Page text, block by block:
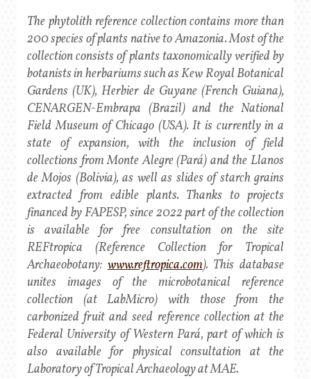
The phytolith reference collection contains more than
200 species of plants native to Amazonia. Most of the
collection consists of plants taxonomically verified by
botanists in herbariums such as Kew Royal Botanical
Gardens (UK), Herbier de Guyane (French Guiana),
CENARGEN-Embrapa (Brazil) and the National
Field Museum of Chicago (USA). It is currently in a
state of expansion, with the inclusion of field
collections from Monte Alegre (Pará) and the Llanos
de Mojos (Bolivia), as well as slides of starch grains
extracted from edible plants. Thanks to projects
financed by FAPESP, since 2022 part of the collection
is available for free consultation on the site
REFtropica (Reference Collection for Tropical
Archaeobotany:www.reftropica.com). This database
unites images of the microbotanical reference
collection (at LabMicro) with those from the
carbonized fruit and seed reference collection at the
Federal University of Western Pará, part of which is
also available for physical consultation at the
Laboratory of Tropical Archaeology at MAE.